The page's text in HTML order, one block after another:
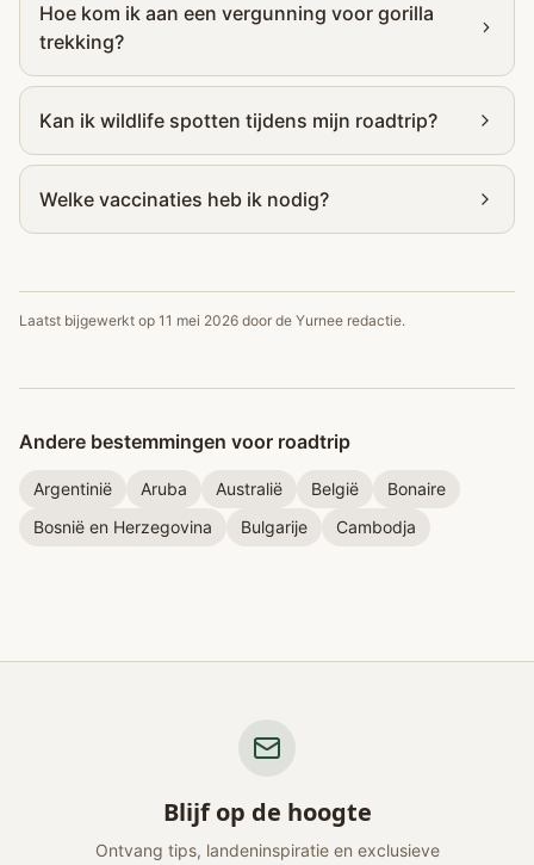
Hoe kom ik aan een vergunning voor gorilla
trekking?
Kan ik wildlife spotten tijdens mijn roadtrip?
Welke vaccinaties heb ik nodig?
Laatst bijgewerkt op 11 mei 2026 door de Yurnee redactie.
Andere bestemmingen voor roadtrip
Argentinië Aruba Australië België
Bonaire
Bosnië en Herzegovina
Bulgarije Cambodja
Blijf op de hoogte
Ontvang tips, landeninspiratie en exclusieve